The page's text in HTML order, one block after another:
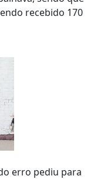
recebido 170
erro pediu para